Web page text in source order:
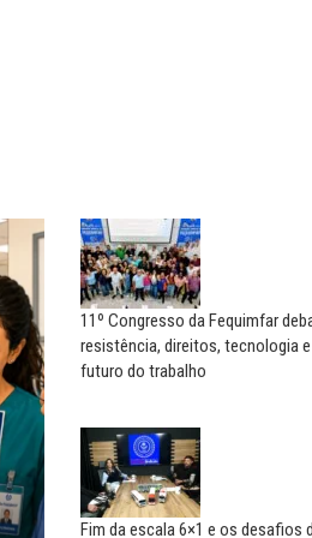
11º Congresso da Fequimfar
resistência, direitos, tecnologia e
futuro do trabalho
Fim da escala 6×1 e os desafios
AUXILIADORA
Lilás: todos e todas no
à...
LUIZ LEITE (SERGINHO)
mental:
de todos
TORRES
continua: agora o foco é
A